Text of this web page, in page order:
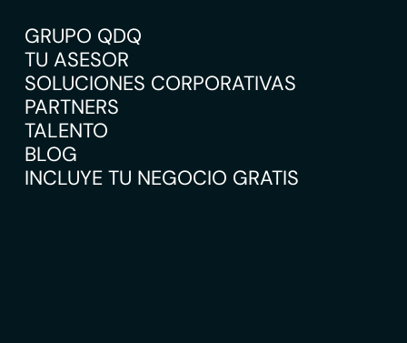
GRUPO QDQ
TU ASESOR
SOLUCIONES CORPORATIVAS
PARTNERS
TALENTO
BLOG
INCLUYE TU NEGOCIO GRATIS